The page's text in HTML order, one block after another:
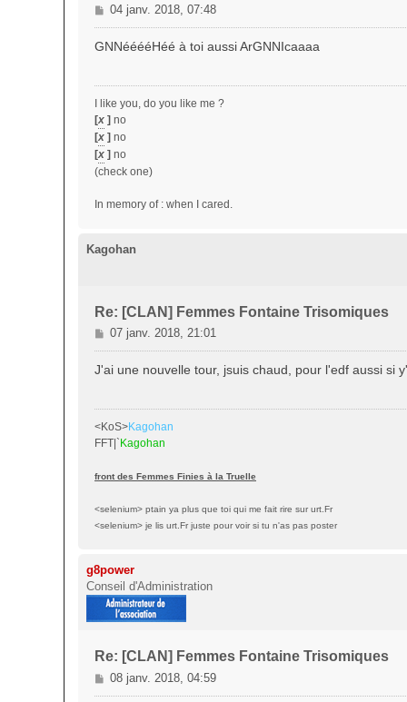
M
e
s
g
e
04 janv. 2018, 07:48
GNNééééHéé à toi aussi ArGNNIcaaaa
I like you, do you like me ?
[x ] no
[x ] no
[x ] no
(check one)
In memory of : when I cared.
Kagohan
Re: [CLAN] Femmes Fontaine Trisomiques
M
e
s
g
e
07 janv. 2018, 21:01
J'ai une nouvelle tour, jsuis chaud, pour l'edf aussi si
<KoS>Kagohan
FFT|` Kagohan
front des Femmes Finies à la Truelle
<selenium> ptain ya plus que toi qui me fait rire sur urt.Fr
<selenium> je lis urt.Fr juste pour voir si tu n'as pas poster
g8power
Conseil d'Administration
Re: [CLAN] Femmes Fontaine Trisomiques
M
e
08 janv. 2018, 04:59